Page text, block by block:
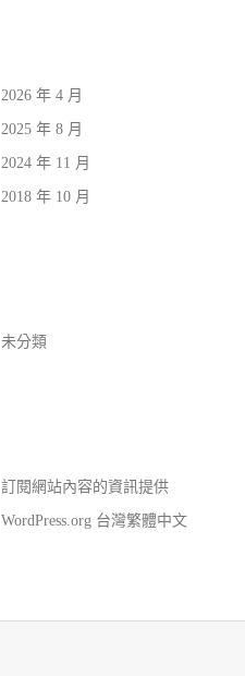
2026 年 4 月
2025 年 8 月
2024 年 11 月
2018 年 10 月
未分類
訂閱網站內容的資訊提供
WordPress.org 台灣繁體中文